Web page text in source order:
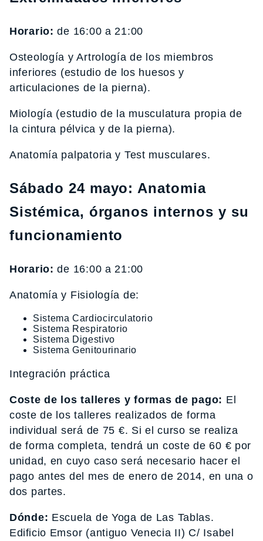
Horario: de 16:00 a 21:00
Osteología y Artrología de los miembros
inferiores (estudio de los huesos y
articulaciones de la pierna).
Miología (estudio de la musculatura propia de
la cintura pélvica y de la pierna).
Anatomía palpatoria y Test musculares.
Sábado 24 mayo: Anatomia
Sistémica, órganos internos y su
funcionamiento
Horario: de 16:00 a 21:00
Anatomía y Fisiología de:
Sistema Cardiocirculatorio
Sistema Respiratorio
Sistema Digestivo
Sistema Genitourinario
Integración práctica
Coste de los talleres y formas de pago: El
coste de los talleres realizados de forma
individual será de 75 €. Si el curso se realiza
de forma completa, tendrá un coste de 60 € por
unidad, en cuyo caso será necesario hacer el
pago antes del mes de enero de 2014, en una o
dos partes.
Dónde: Escuela de Yoga de Las Tablas.
Ediﬁcio Emsor (antiguo Venecia II) C/ Isabel